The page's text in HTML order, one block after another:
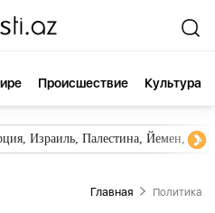
Происшествие Культура
Израиль, Палестина, Йемен,
Главная Политика